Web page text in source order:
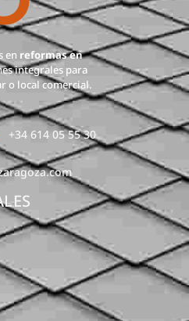
en reformas en
integrales para
o local comercial.
+34 614 05 55 30